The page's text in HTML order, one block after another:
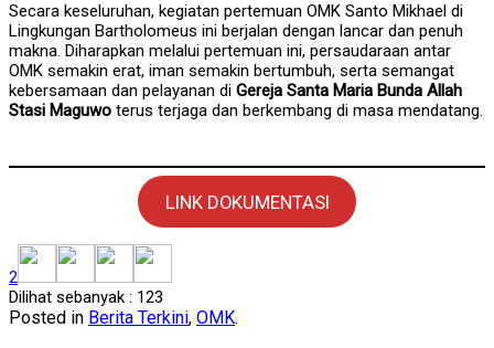
Secara keseluruhan, kegiatan pertemuan OMK Santo Mikhael di
Lingkungan Bartholomeus ini berjalan dengan lancar dan penuh
makna. Diharapkan melalui pertemuan ini, persaudaraan antar
OMK semakin erat, iman semakin bertumbuh, serta semangat
kebersamaan dan pelayanan di Gereja Santa Maria Bunda Allah
Stasi Maguwo terus terjaga dan berkembang di masa mendatang.
LINK DOKUMENTASI
2
Dilihat sebanyak : 123
Posted in Berita Terkini, OMK.